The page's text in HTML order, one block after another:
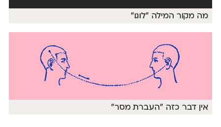
מה מקור המילה ״לוגו״
אין דבר כזה ״העברת מסר״